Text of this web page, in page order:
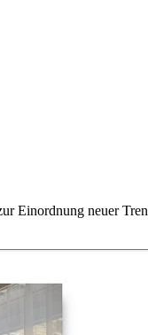
Einordnung neuer